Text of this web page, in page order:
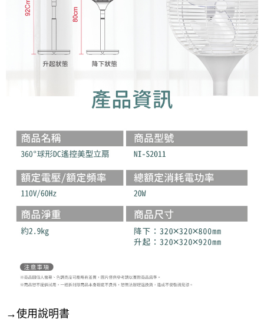
→使用說明書